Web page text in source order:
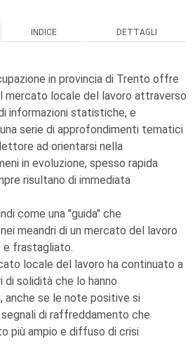
INDICE DETTAGLI
in provincia di Trento offre
mercato locale del lavoro attraverso
informazioni statistiche, e
serie di approfondimenti tematici
ad orientarsi nella
in evoluzione, spesso rapida
risultano di immediata
come una "guida" che
meandri di un mercato del lavoro
e frastagliato.
locale del lavoro ha continuato a
solidità che lo hanno
anche se le note positive si
di raffreddamento che
più ampio e diffuso di crisi